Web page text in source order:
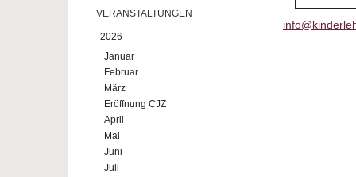
VERANSTALTUNGEN
2026
Januar
Februar
März
Eröffnung CJZ
April
Mai
Juni
Juli